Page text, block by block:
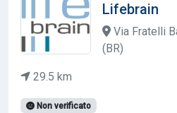
Lifebrain
Via Fratelli
(BR)
29.5 km
Non verificato